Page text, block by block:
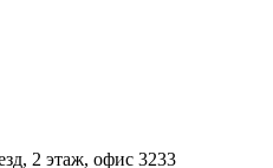
2 этаж, офис 3233